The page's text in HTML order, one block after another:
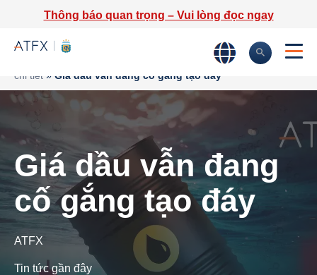
Thông báo quan trọng – Vui lòng đọc ngay
Tin tức thị trường & Thông tin
chi tiết » Giá dầu vẫn đang cố gắng tạo đáy
Giá dầu vẫn đang
cố gắng tạo đáy
ATFX
Tin tức gần đây